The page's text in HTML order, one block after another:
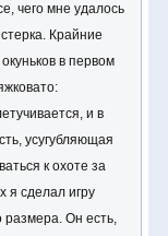
чего мне удалось
Крайние
в первом
и в
усугубляющая
к охоте за
я сделал игру
размера. Он есть,